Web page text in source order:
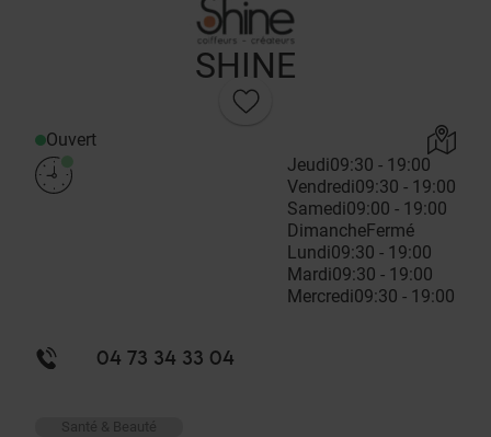
SHINE
Ouvert
Jeudi09:30 - 19:00
Vendredi09:30 - 19:00
Samedi09:00 - 19:00
DimancheFermé
Lundi09:30 - 19:00
Mardi09:30 - 19:00
Mercredi09:30 - 19:00
04 73 34 33 04
Santé & Beauté